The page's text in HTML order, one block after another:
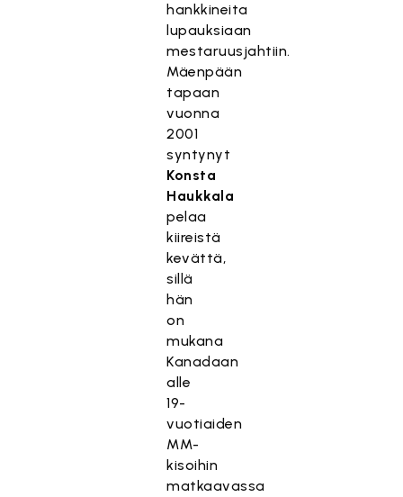
hankkineita
lupauksiaan
mestaruusjahtiin.
Mäenpään
tapaan
vuonna
2001
syntynyt
Konsta
Haukkala
pelaa
kiireistä
kevättä,
sillä
hän
on
mukana
Kanadaan
alle
19-
vuotiaiden
MM-
kisoihin
matkaavassa